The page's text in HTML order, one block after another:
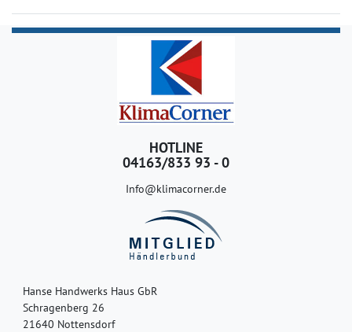
HOTLINE
04163/833 93 - 0
Info@klimacorner.de
Hanse Handwerks Haus GbR
Schragenberg 26
21640 Nottensdorf